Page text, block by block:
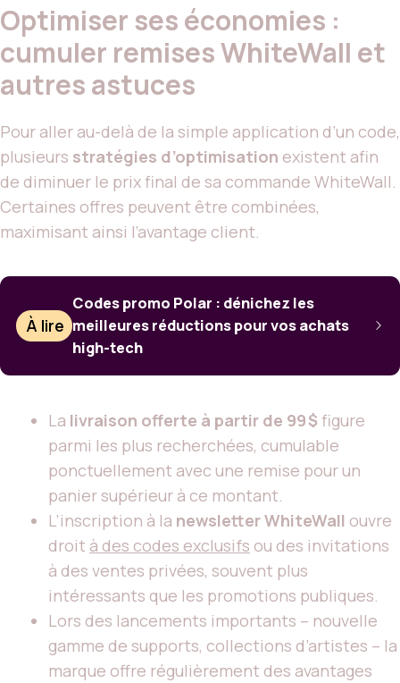
Optimiser ses économies :
cumuler remises WhiteWall et
autres astuces
Pour aller au-delà de la simple application d’un code,
plusieurs stratégies d’optimisation existent afin
de diminuer le prix final de sa commande WhiteWall.
Certaines offres peuvent être combinées,
maximisant ainsi l’avantage client.
À lire
Codes promo Polar : dénichez les
meilleures réductions pour vos achats
high-tech
La livraison offerte à partir de 99 $ figure
parmi les plus recherchées, cumulable
ponctuellement avec une remise pour un
panier supérieur à ce montant.
L’inscription à la newsletter WhiteWall ouvre
droit à des codes exclusifs ou des invitations
à des ventes privées, souvent plus
intéressants que les promotions publiques.
Lors des lancements importants – nouvelle
gamme de supports, collections d’artistes – la
marque offre régulièrement des avantages